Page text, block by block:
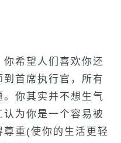
希望人们喜欢你还
首席执行官，所有
你其实并不想生气
为你是一个容易被
重(使你的生活更轻